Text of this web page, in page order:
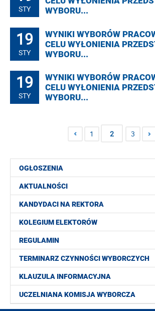
OGŁOSZENIA
AKTUALNOŚCI
KANDYDACI NA REKTORA
KOLEGIUM ELEKTORÓW
REGULAMIN
TERMINARZ CZYNNOŚCI WYBORCZYCH
KLAUZULA INFORMACYJNA
UCZELNIANA KOMISJA WYBORCZA
STY
WYBORU...
19
STY
WYNIKI WYBORÓW
CELU WYŁONIENIA
WYBORU...
19
STY
WYNIKI WYBORÓW
CELU WYŁONIENIA
WYBORU...
1 2 3